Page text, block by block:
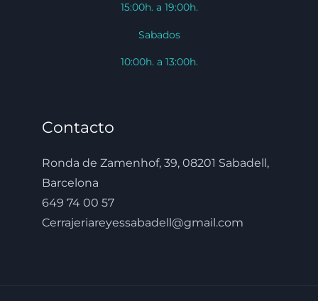
15:00h. a 19:00h.
Sabados
10:00h. a 13:00h.
Contacto
Ronda de Zamenhof, 39, 08201 Sabadell,
Barcelona
649 74 00 57
Cerrajeriareyessabadell@gmail.com